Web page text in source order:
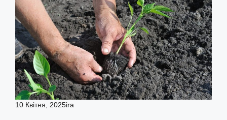
10 Квітня, 2025ira